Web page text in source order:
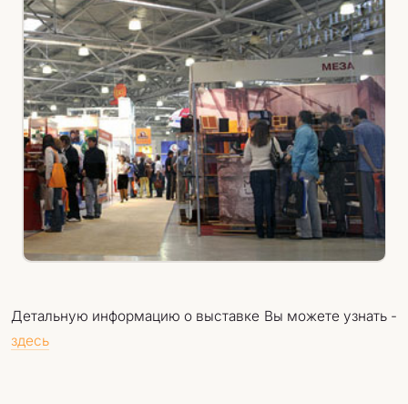
Детальную информацию о выставке Вы можете узнать -
здесь